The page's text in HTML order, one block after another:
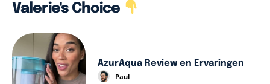
Valerie's Choice
AzurAqua Review en Ervaringen
Paul